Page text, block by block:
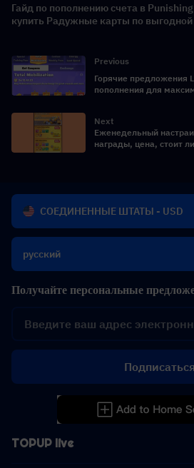
Гайд по пополнению счета в
купить Радужные карты по
Previous
Горячие предложения
пополнения для
Next
Еженедельный
награды, цена, стоит
СОЕДИНЕННЫЕ ШТАТЫ - USD
русский
TOPUP live
Получайте персональные
Подписаться